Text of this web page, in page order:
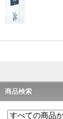
商品検索